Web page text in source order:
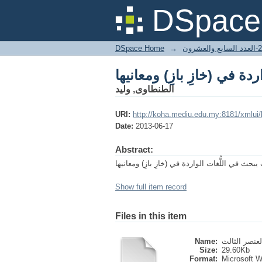
في (خازِ بازِ) ومعانيها
DSpace Home →
في (خازِ بازِ) ومعانيها
الطنطاوى, وليد
URI: http://koha.mediu.edu.my:8181/
Date: 2013-06-17
Abstract:
يبحث في اللُّغات الواردة في (خازِ بازِ) ومعانيها
Show full item record
Files in this item
Name:
Size: 29.60Kb
Format:
Microsoft